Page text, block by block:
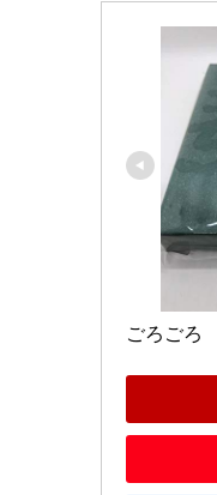
ごろごろ